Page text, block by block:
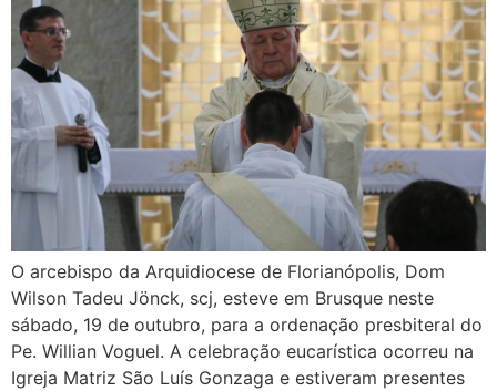
O arcebispo da Arquidiocese de Florianópolis, Dom
Wilson Tadeu Jönck, scj, esteve em Brusque neste
sábado, 19 de outubro, para a ordenação presbiteral do
Pe. Willian Voguel. A celebração eucarística ocorreu na
Igreja Matriz São Luís Gonzaga e estiveram presentes